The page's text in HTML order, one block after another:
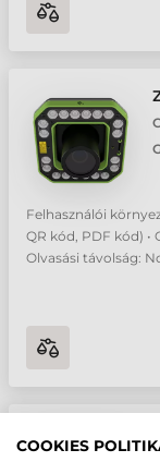
Felhasználói
QR kód, PDF kód) •
Olvasási távolság:
COOKIES